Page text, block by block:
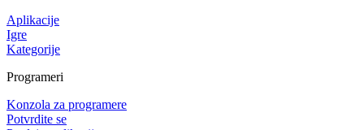
Aplikacije
Igre
Kategorije
Programeri
Konzola za programere
Potvrdite se